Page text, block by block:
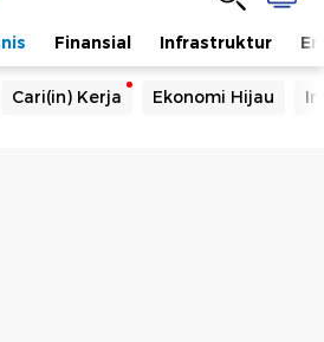
Finansial Infrastruktur
Cari(in) Kerja Ekonomi Hijau